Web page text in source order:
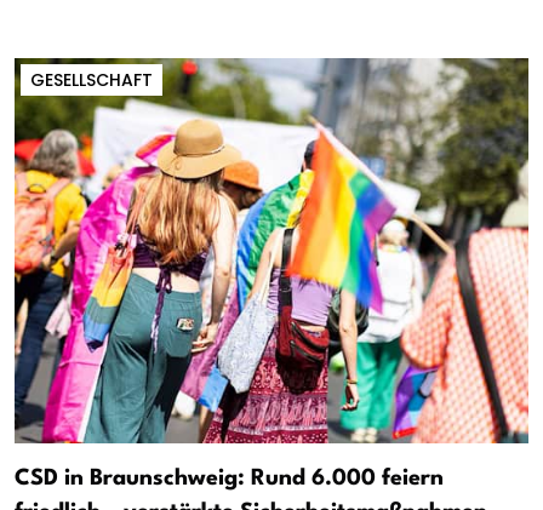
GESELLSCHAFT
CSD in Braunschweig: Rund 6.000 feiern